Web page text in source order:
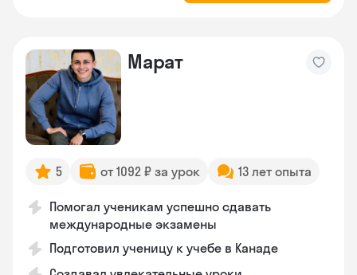
Марат
5 от 1092 ₽ за урок 13 лет опыта
Помогал ученикам успешно сдавать
международные экзамены
Подготовил ученицу к учебе в Канаде